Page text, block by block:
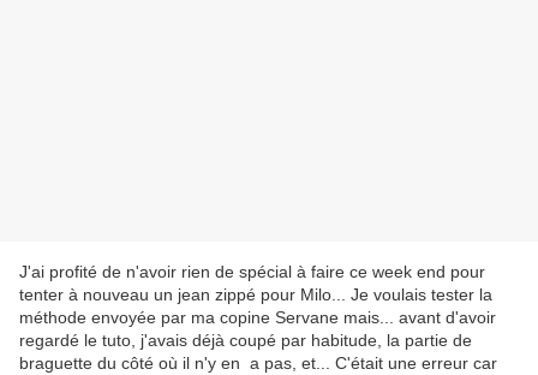
J'ai profité de n'avoir rien de spécial à faire ce week end pour
tenter à nouveau un jean zippé pour Milo... Je voulais tester la
méthode envoyée par ma copine Servane mais... avant d'avoir
regardé le tuto, j'avais déjà coupé par habitude, la partie de
braguette du côté où il n'y en a pas, et... C'était une erreur car